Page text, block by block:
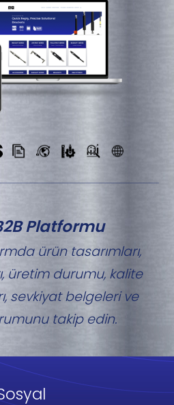
Platformu
ürün tasarımları,
üretim durumu, kalite
sevkiyat belgeleri ve
takip edin.